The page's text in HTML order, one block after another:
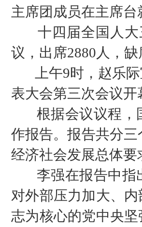
主席团成员在主席台
十四届全国人大
议，出席2880人，
上午9时，赵乐际
表大会第三次会议
根据会议议程，
作报告。报告共分三
经济社会发展总体
李强在报告中指
对外部压力加大、
志为核心的党中央